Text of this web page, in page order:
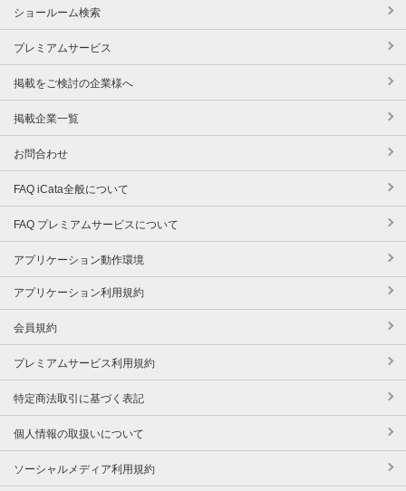
ショールーム検索
プレミアムサービス
掲載をご検討の企業様へ
掲載企業一覧
お問合わせ
FAQ iCata全般について
FAQ プレミアムサービスについて
アプリケーション動作環境
アプリケーション利用規約
会員規約
プレミアムサービス利用規約
特定商法取引に基づく表記
個人情報の取扱いについて
ソーシャルメディア利用規約